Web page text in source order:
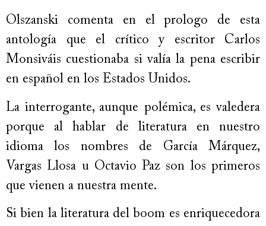
Olszanski comenta en el prologo de esta
antología que el crítico y escritor Carlos
Monsiváis cuestionaba si valía la pena escribir
en español en los Estados Unidos.
La interrogante, aunque polémica, es valedera
porque al hablar de literatura en nuestro
idioma los nombres de García Márquez,
Vargas Llosa u Octavio Paz son los primeros
que vienen a nuestra mente.
Si bien la literatura del boom es enriquecedora